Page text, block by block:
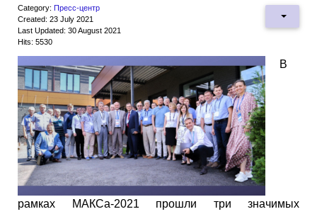
Category: Пресс-центр
Created: 23 July 2021
Last Updated: 30 August 2021
Hits: 5530
В
рамках МАКСа-2021 прошли три значимых